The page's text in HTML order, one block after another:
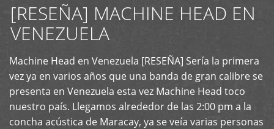
[RESEÑA] MACHINE HEAD EN
VENEZUELA
Machine Head en Venezuela [RESEÑA] Sería la primera
vez ya en varios años que una banda de gran calibre se
presenta en Venezuela esta vez Machine Head toco
nuestro país. Llegamos alrededor de las 2:00 pm a la
concha acústica de Maracay, ya se veía varias personas
+